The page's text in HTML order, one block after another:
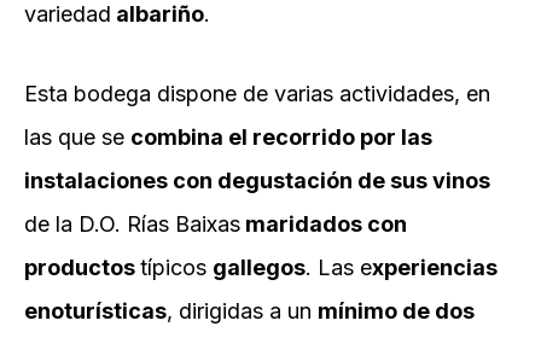
variedad albariño.
Esta bodega dispone de varias actividades, en
las que se combina el recorrido por las
instalaciones con degustación de sus vinos
de la D.O. Rías Baixas maridados con
productostípicos gallegos. Las experiencias
enoturísticas, dirigidas a un mínimo de dos